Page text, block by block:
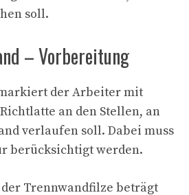
soll.
– Vorbereitung
der Arbeiter mit
an den Stellen, an
verlaufen soll. Dabei muss
berücksichtigt werden.
Trennwandfilze beträgt